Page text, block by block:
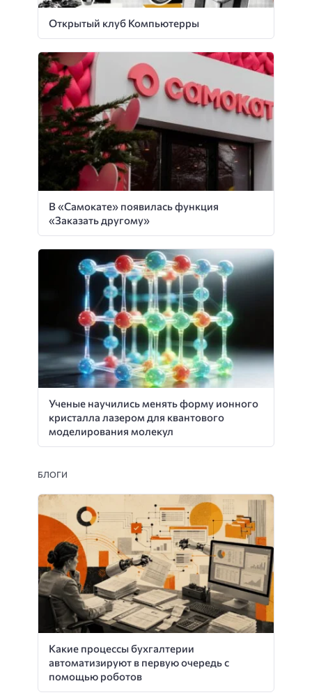
Открытый клуб Компьютерры
В «Самокате» появилась функция
«Заказать другому»
Ученые научились менять форму ионного
кристалла лазером для квантового
моделирования молекул
БЛОГИ
Какие процессы бухгалтерии
автоматизируют в первую очередь с
помощью роботов